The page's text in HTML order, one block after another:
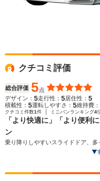
クチコミ評価
総合評価 5点
デザイン： 5走行性： 5居住性： 5
積載性： 5運転しやすさ： 5維持費：
クチコミ件数1件 ミニバンランキング4
「より快適に」「より便利
ン
乗り降りしやすいスライドドア、
空間など、ミニバンならではのう